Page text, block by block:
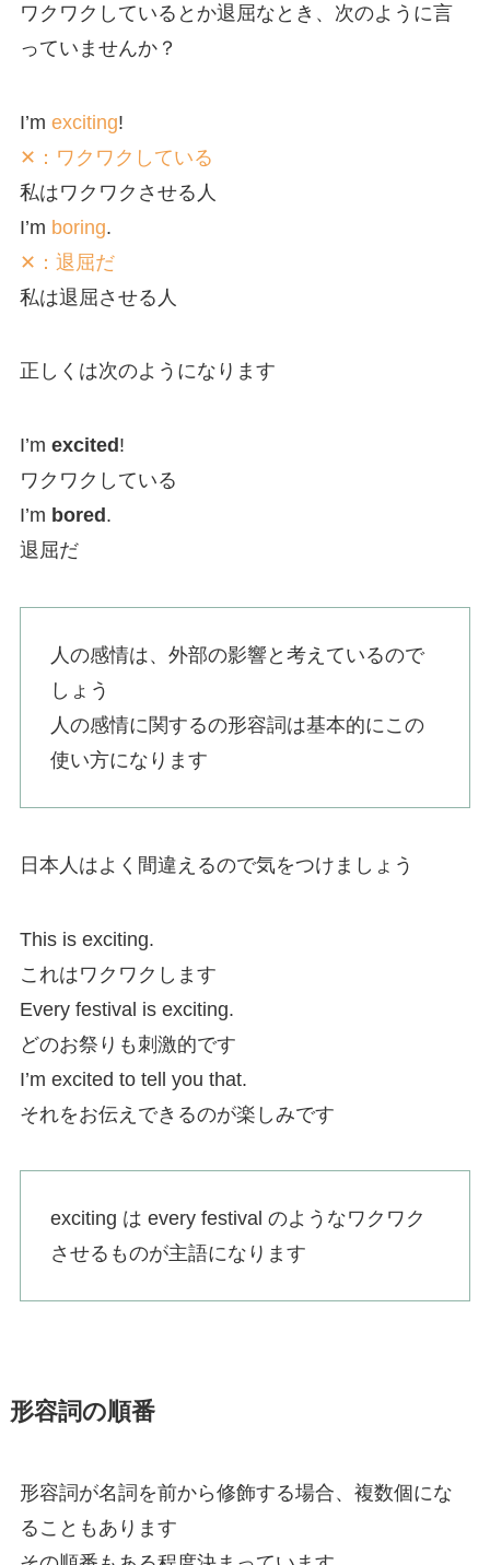
ワクワクしているとか退屈なとき、次のように言
っていませんか？
I’m exciting!
✕：ワクワクしている
私はワクワクさせる人
I’m boring.
✕：退屈だ
私は退屈させる人
正しくは次のようになります
I’m excited !
ワクワクしている
I’m bored .
退屈だ
人の感情は、外部の影響と考えているので
しょう
人の感情に関するの形容詞は基本的にこの
使い方になります
日本人はよく間違えるので気をつけましょう
This is exciting.
これはワクワクします
Every festival is exciting.
どのお祭りも刺激的です
I’m excited to tell you that.
それをお伝えできるのが楽しみです
exciting は every festival のようなワクワク
させるものが主語になります
形容詞の順番
形容詞が名詞を前から修飾する場合、複数個にな
ることもあります